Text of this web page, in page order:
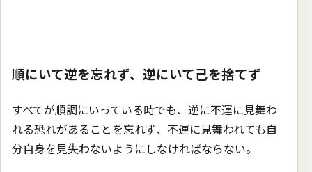
順にいて逆を忘れず、逆にいて己を捨てず
すべてが順調にいっている時でも、逆に不運に見舞わ
れる恐れがあることを忘れず、不運に見舞われても自
分自身を見失わないようにしなければならない。